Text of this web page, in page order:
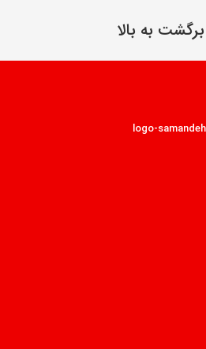
برگشت به بالا